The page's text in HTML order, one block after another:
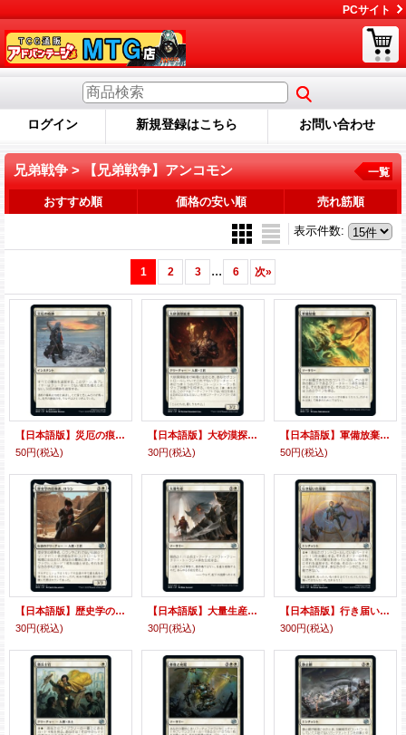
PCサイト
ログイン 新規登録はこちら お問い合わせ
兄弟戦争 > 【兄弟戦争】アンコモン 一覧
おすすめ順 価格の安い順 売れ筋順
表示件数:
1 2 3 ... 6 次»
【日本語版】災厄の痕跡/Calamity's Wake
50円(税込)
【日本語版】大砂漠探鉱者/Great Desert Prospector
30円(税込)
【日本語版】軍備放棄/Lay Down Arms
50円(税込)
【日本語版】歴史学の信奉者、ロラン/Loran, Disciple of History
30円(税込)
【日本語版】大量生産/Mass Production
30円(税込)
【日本語版】行き届いた採掘/Meticulous Excavation
300円(税込)